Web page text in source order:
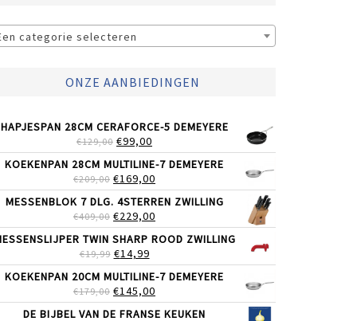
categorie selecteren
ONZE AANBIEDINGEN
HAPJESPAN 28CM CERAFORCE-5 DEMEYERE
€129,00 OORSPRONKELIJKE
PRIJS
WAS:
€129,00.
€99,00
PRIJS
IS:
€99,00.
KOEKENPAN 28CM MULTILINE-7 DEMEYERE
€209,00 OORSPRONKELIJKE
PRIJS
WAS:
€209,00.
€169,00
PRIJS
IS:
€169,00.
MESSENBLOK 7 DLG. 4STERREN ZWILLING
€409,00 OORSPRONKELIJKE
PRIJS
WAS:
€409,00.
€229,00
PRIJS
IS:
TWIN SHARP ROOD ZWILLING
€19,99 OORSPRONKELIJKE
PRIJS
WAS:
€19,99.
€14,99HUIDIGE
PRIJS
IS:
€14,99.
KOEKENPAN 20CM MULTILINE-7 DEMEYERE
€179,00 OORSPRONKELIJKE
PRIJS
€145,00
PRIJS
DE BIJBEL VAN DE FRANSE KEUKEN